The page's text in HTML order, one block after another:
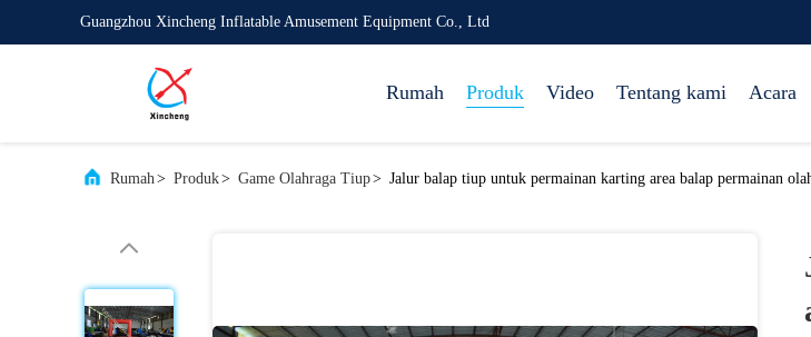
Guangzhou Xincheng Inflatable Amusement Equipment Co., Ltd
Rumah Produk Video Tentang kami Acara
Rumah> Produk> Game Olahraga Tiup> Jalur balap tiup untuk permainan karting area balap permainan